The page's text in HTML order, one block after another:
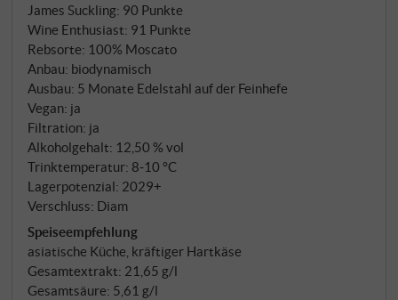
Vogelleiten und Panholzer mit lehmigem
Kalkschotterboden – Lagen, in denen der
überschäumende Wuchs des Muskatellers gezähmt
wird und perfekte Reife erreicht. Die entrappten
Beeren mazerieren zwölf Stunden in der Presse, um
Aroma und Struktur aus den Beerenhäuten zu
extrahieren. Die Gärung erfolgt im Holzfass und in
Stahltanks, großteils spontan mit wilden Hefen.
Während des fünfmonatigen Ausbaus auf der
Feinhefe verfeinern sich Aroma und Geschmack –
der Wein entwickelt jene Balance zwischen Frucht
und Mineralität, die trockene Muskateller
auszeichnet.
James Suckling: 90 Punkte
Wine Enthusiast: 91 Punkte
Rebsorte: 100% Moscato
Anbau: biodynamisch
Ausbau: 5 Monate Edelstahl auf der Feinhefe
Vegan: ja
Filtration: ja
Alkoholgehalt: 12,50 % vol
Trinktemperatur: 8‑10 °C
Lagerpotenzial: 2029+
Verschluss: Diam
Speiseempfehlung
asiatische Küche, kräftiger Hartkäse
Gesamtextrakt: 21,65 g/l
Gesamtsäure: 5,61 g/l